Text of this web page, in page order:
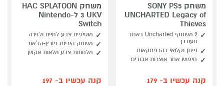
משחק SONY PS5
UNCHARTED Legacy of
Thieves
2 משחקי Uncharted באחד
מעודכן
נייתן וקלואי בהרפתקאות
חיפוש אחר אוצרות אבודים
קנה עכשיו ב- 179
משחק HAC SPLATOON
3 UKV ל-Nintendo
Switch
מוסיפים צבע לחיים ולזירה
משחק היריות פורץ-הז'אנר
מלחמות צבע מלאות אקשן
קנה עכשיו ב- 197